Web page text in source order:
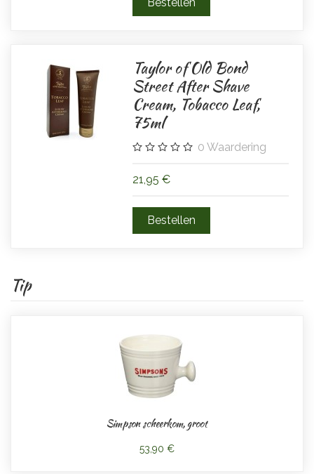
Taylor of Old Bond
Street After Shave
Cream, Tobacco Leaf,
75ml
0 Waardering
21,95 €
Tip
Simpson scheerkom, groot
53,90 €